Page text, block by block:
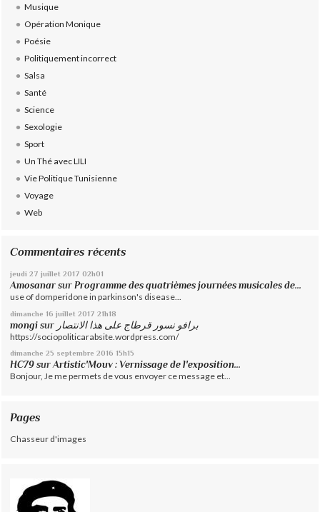
Musique
Opération Monique
Poésie
Politiquement incorrect
Salsa
Santé
Science
Sexologie
Sport
Un Thé avec LILI
Vie Politique Tunisienne
Voyage
Web
Commentaires récents
jeudi 27 juillet 2017 02h01
Amosanar surProgramme des quatrièmes journées musicales de...
use of domperidone in parkinson's disease...
dimanche 16 juillet 2017 21h18
mongi sur برافو نسور قرطاج على هذا الانتصار
https://sociopoliticarabsite.wordpress.com/
dimanche 25 septembre 2016 15h15
HC79 surArtistic'Mouv : Vernissage de l'exposition...
Bonjour, Je me permets de vous envoyer ce message et...
Pages
Chasseur d'images